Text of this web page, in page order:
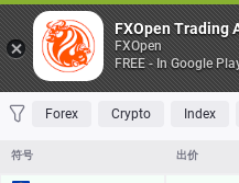
收藏 夹 交易量最大 最大涨
Forex Crypto Index
符号 出价
FXOpen Trading
FXOpen
FREE - In Google